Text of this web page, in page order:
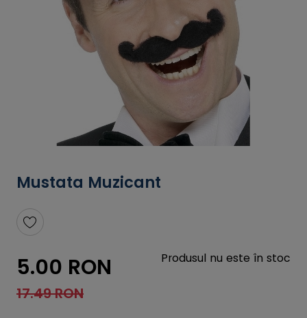
Mustata Muzicant
5.00 RON
17.49 RON
Produsul nu este în stoc